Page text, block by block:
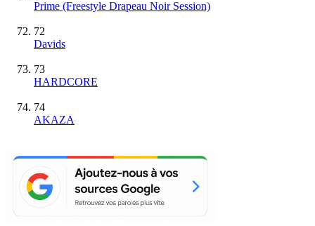
Prime (Freestyle Drapeau Noir Session)
72
Davids
73
HARDCORE
74
AKAZA